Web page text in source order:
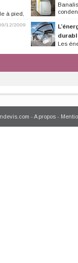
à pied,
12/2009
Les
- A propos -